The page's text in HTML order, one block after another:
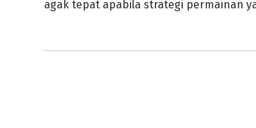
agak tepat apabila strategi permainan